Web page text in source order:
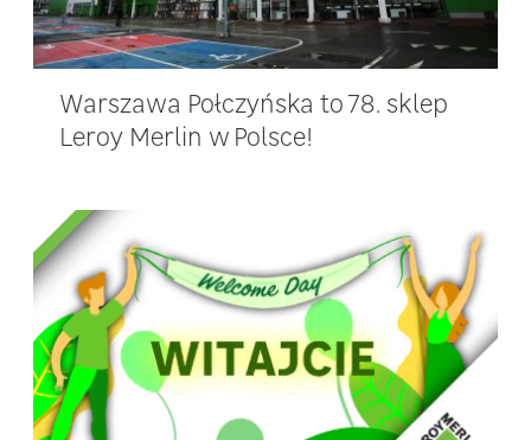
Warszawa Połczyńska to 78. sklep
Leroy Merlin w Polsce!